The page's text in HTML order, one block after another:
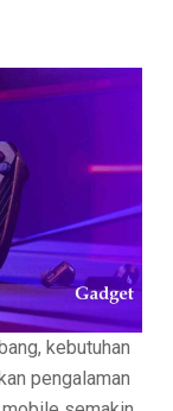
kebutuhan
pengalaman